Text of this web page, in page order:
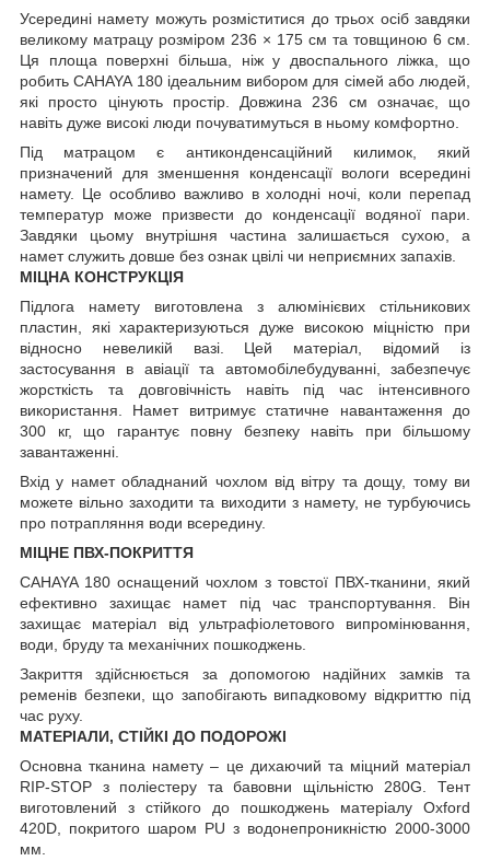
Усередині намету можуть розміститися до трьох осіб завдяки
великому матрацу розміром 236 × 175 см та товщиною 6 см.
Ця площа поверхні більша, ніж у двоспального ліжка, що
робить CAHAYA 180 ідеальним вибором для сімей або людей,
які просто цінують простір. Довжина 236 см означає, що
навіть дуже високі люди почуватимуться в ньому комфортно.
Під матрацом є антиконденсаційний килимок, який
призначений для зменшення конденсації вологи всередині
намету. Це особливо важливо в холодні ночі, коли перепад
температур може призвести до конденсації водяної пари.
Завдяки цьому внутрішня частина залишається сухою, а
намет служить довше без ознак цвілі чи неприємних запахів.
МІЦНА КОНСТРУКЦІЯ
Підлога намету виготовлена ​​з алюмінієвих стільникових
пластин, які характеризуються дуже високою міцністю при
відносно невеликій вазі. Цей матеріал, відомий із
застосування в авіації та автомобілебудуванні, забезпечує
жорсткість та довговічність навіть під час інтенсивного
використання. Намет витримує статичне навантаження до
300 кг, що гарантує повну безпеку навіть при більшому
завантаженні.
Вхід у намет обладнаний чохлом від вітру та дощу, тому ви
можете вільно заходити та виходити з намету, не турбуючись
про потрапляння води всередину.
МІЦНЕ ПВХ-ПОКРИТТЯ
CAHAYA 180 оснащений чохлом з товстої ПВХ-тканини, який
ефективно захищає намет під час транспортування. Він
захищає матеріал від ультрафіолетового випромінювання,
води, бруду та механічних пошкоджень.
Закриття здійснюється за допомогою надійних замків та
ременів безпеки, що запобігають випадковому відкриттю під
час руху.
МАТЕРІАЛИ, СТІЙКІ ДО ПОДОРОЖІ
Основна тканина намету – це дихаючий та міцний матеріал
RIP-STOP з поліестеру та бавовни щільністю 280G. Тент
виготовлений з стійкого до пошкоджень матеріалу Oxford
420D, покритого шаром PU з водонепроникністю 2000-3000
мм.